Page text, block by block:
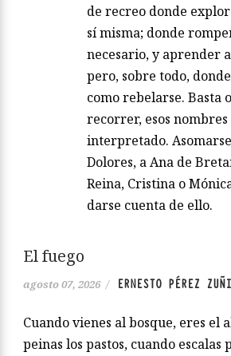
de recreo donde
sí misma; donde
necesario, y aprender
pero, sobre todo,
como rebelarse. Basta
recorrer, esos
interpretado.
Dolores, a Ana de
Reina, Cristina o
darse cuenta de ello.
El fuego
agosto 07, 2026 / ERNESTO PÉREZ
Cuando vienes al bosque, eres el
peinas los pastos, cuando escalas